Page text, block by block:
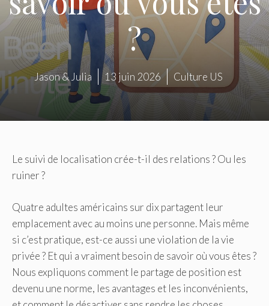
?
Jason & Julia 13 juin 2026 Culture US
Le suivi de localisation crée-t-il des relations ? Ou les
ruiner ?
Quatre adultes américains sur dix partagent leur
emplacement avec au moins une personne. Mais même
si c’est pratique, est-ce aussi une violation de la vie
privée ? Et qui a vraiment besoin de savoir où vous êtes ?
Nous expliquons comment le partage de position est
devenu une norme, les avantages et les inconvénients,